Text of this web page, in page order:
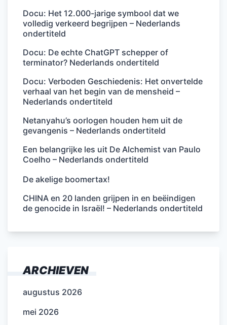
Docu: Het 12.000-jarige symbool dat we
volledig verkeerd begrijpen – Nederlands
ondertiteld
Docu: De echte ChatGPT schepper of
terminator? Nederlands ondertiteld
Docu: Verboden Geschiedenis: Het onvertelde
verhaal van het begin van de mensheid –
Nederlands ondertiteld
Netanyahu’s oorlogen houden hem uit de
gevangenis – Nederlands ondertiteld
Een belangrijke les uit De Alchemist van Paulo
Coelho – Nederlands ondertiteld
De akelige boomertax!
CHINA en 20 landen grijpen in en beëindigen
de genocide in Israël! – Nederlands ondertiteld
ARCHIEVEN
augustus 2026
mei 2026